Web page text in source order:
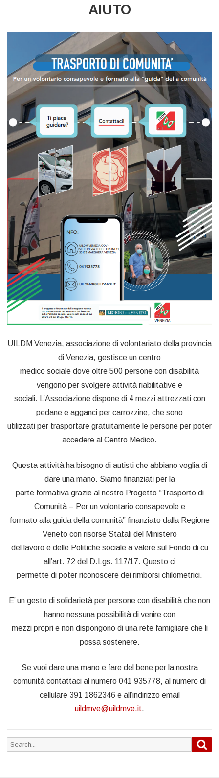
AIUTO
UILDM Venezia, associazione di volontariato della provincia
di Venezia, gestisce un centro
medico sociale dove oltre 500 persone con disabilità
vengono per svolgere attività riabilitative e
sociali. L’Associazione dispone di 4 mezzi attrezzati con
pedane e agganci per carrozzine, che sono
utilizzati per trasportare gratuitamente le persone per poter
accedere al Centro Medico.
Questa attività ha bisogno di autisti che abbiano voglia di
dare una mano. Siamo finanziati per la
parte formativa grazie al nostro Progetto “Trasporto di
Comunità – Per un volontario consapevole e
formato alla guida della comunità” finanziato dalla Regione
Veneto con risorse Statali del Ministero
del lavoro e delle Politiche sociale a valere sul Fondo di cu
all’art. 72 del D.Lgs. 117/17. Questo ci
permette di poter riconoscere dei rimborsi chilometrici.
E’ un gesto di solidarietà per persone con disabilità che non
hanno nessuna possibilità di venire con
mezzi propri e non dispongono di una rete famigliare che li
possa sostenere.
Se vuoi dare una mano e fare del bene per la nostra
comunità contattaci al numero 041 935778, al numero di
cellulare 391 1862346 e all’indirizzo email
uildmve@uildmve.it.
Search
for: